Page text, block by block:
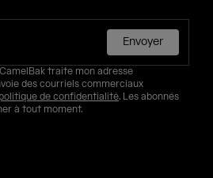
Envoyer
traite mon adresse
des courriels commerciaux
politique de confidentialité. Les abonnés
à tout moment.